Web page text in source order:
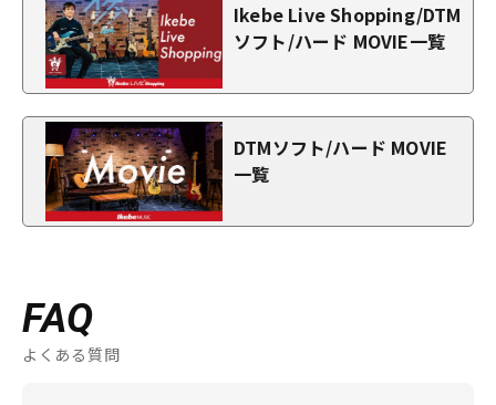
Ikebe Live Shopping/DTM
ソフト/ハード MOVIE一覧
DTMソフト/ハード MOVIE
一覧
FAQ
よくある質問